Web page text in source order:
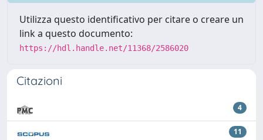
Utilizza questo identificativo per citare o creare un
link a questo documento:
https://hdl.handle.net/11368/2586020
Citazioni
4
11